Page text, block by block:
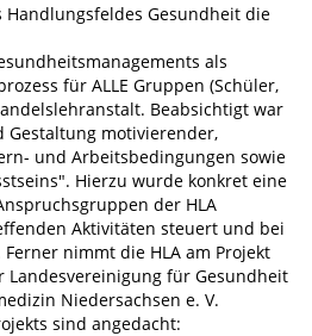
Handlungsfeldes Gesundheit die
als
für ALLE Gruppen (Schüler,
Beabsichtigt war
Gestaltung motivierender,
und Arbeitsbedingungen sowie
Hierzu wurde konkret eine
der HLA
Aktivitäten steuert und bei
nimmt die HLA am Projekt
Landesvereinigung für Gesundheit
Niedersachsen e. V.
sind angedacht: